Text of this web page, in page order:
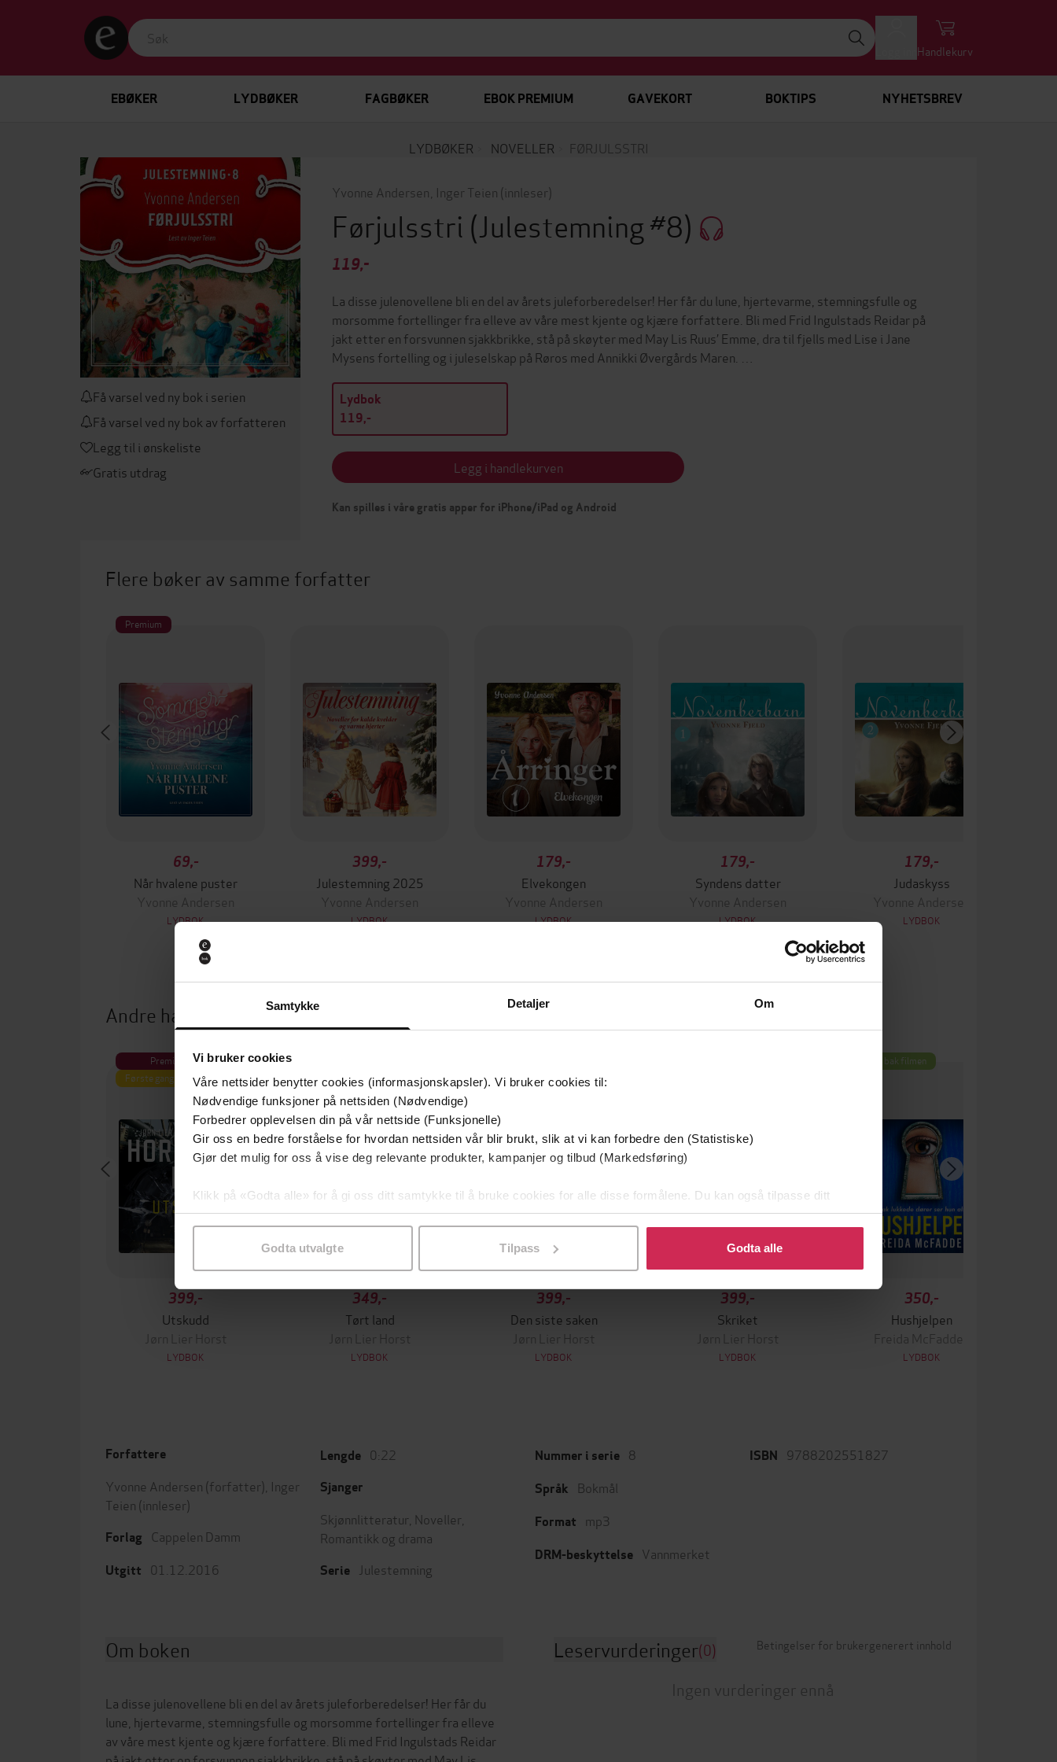
Samtykke Detaljer Om
Vi bruker cookies
Våre nettsider benytter cookies (informasjonskapsler). Vi bruker cookies til:
Nødvendige funksjoner på nettsiden (Nødvendige)
Forbedrer opplevelsen din på vår nettside (Funksjonelle)
Gir oss en bedre forståelse for hvordan nettsiden vår blir brukt, slik at vi kan forbedre den (Statistiske)
Gjør det mulig for oss å vise deg relevante produkter, kampanjer og tilbud (Markedsføring)
Klikk på «Godta alle» for å gi oss ditt samtykke til å bruke cookies for alle disse formålene. Du kan også tilpasse ditt
samtykke til spesifikke formål ved å klikke på «Tilpass». Du kan når som helst trekke tilbake eller endre ditt samtykke.
Godta utvalgte Tilpass Godta alle
Handlekurv
EBØKER LYDBØKER FAGBØKER EBOK PREMIUM GAVEKORT BOKTIPS NYHETSBREV
LYDBØKER NOVELLER FØRJULSSTRI
Få varsel ved ny bok i serien
Få varsel ved ny bok av forfatteren
Legg til i ønskeliste
Gratis utdrag
Yvonne Andersen Inger Teien (innleser)
Førjulsstri (Julestemning #8)
119,-
La disse julenovellene bli en del av årets juleforberedelser! Her får du lune, hjertevarme, stemningsfulle og
morsomme fortellinger fra elleve av våre mest kjente og kjære forfattere. Bli med Frid Ingulstads Reidar på
jakt etter en forsvunnen sjakkbrikke, stå på skøyter med May Lis Ruus’ Emme, dra til fjells med Lise i Jane
Mysens fortelling og i juleselskap på Røros med Annikki Øvergårds Maren. …
Lydbok
119,-
Legg i handlekurven
Kan spilles i våre gratis apper for iPhone/iPad og Android
Flere bøker av samme forfatter
Premium
69,-
Når hvalene puster
Yvonne Andersen
LYDBOK
399,-
Julestemning 2025
Yvonne Andersen
LYDBOK
179,-
Elvekongen
Yvonne Andersen
LYDBOK
179,-
Syndens datter
Yvonne Andersen
LYDBOK
179,-
Judaskyss
Yvonne Andersen
LYDBOK
Andre har også kjøpt
Premium
Første gang på tilbud
399,-
Utskudd
Jørn Lier Horst
LYDBOK
349,-
Tørt land
Jørn Lier Horst
LYDBOK
399,-
Den siste saken
Jørn Lier Horst
LYDBOK
399,-
Skriket
Jørn Lier Horst
LYDBOK
Boka bak filmen
350,-
Hushjelpen
Freida McFadden
LYDBOK
Forfattere
Yvonne Andersen (forfatter), Inger
Teien (innleser)
Forlag Cappelen Damm
Utgitt 01.12.2016
Lengde 0:22
Sjanger
Skjønnlitteratur Noveller
Romantikk og drama
Serie Julestemning
Nummer i serie 8
Språk Bokmål
Format mp3
DRM-beskyttelse Vannmerket
ISBN 9788202551827
Om boken
La disse julenovellene bli en del av årets juleforberedelser! Her får du
lune, hjertevarme, stemningsfulle og morsomme fortellinger fra elleve
av våre mest kjente og kjære forfattere. Bli med Frid Ingulstads Reidar
Leservurderinger(0) Betingelser for brukergenerert innhold
Ingen vurderinger ennå